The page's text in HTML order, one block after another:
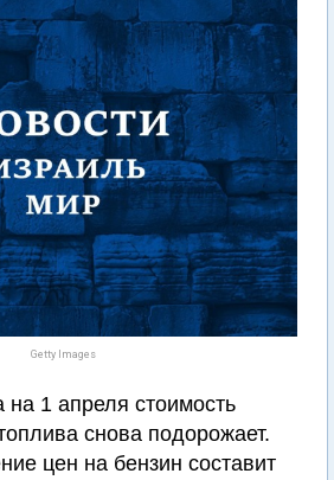
Getty Images
на 1 апреля стоимость
снова подорожает.
цен на бензин составит